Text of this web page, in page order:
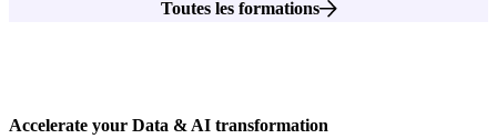
Toutes les formations
Accelerate your Data & AI transformation